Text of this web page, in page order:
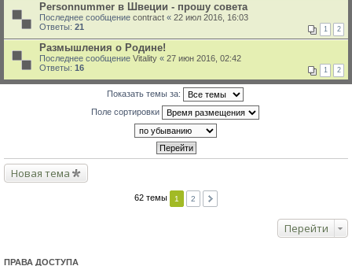
Personnummer в Швеции - прошу совета
Последнее сообщение contract « 22 июл 2016, 16:03
Ответы: 21 1 2
Размышления о Родине!
Последнее сообщение Vitality « 27 июн 2016, 02:42
Ответы: 16 1 2
Показать темы за:
Поле сортировки
Новая тема
62 темы 1 2
Перейти
ПРАВА ДОСТУПА